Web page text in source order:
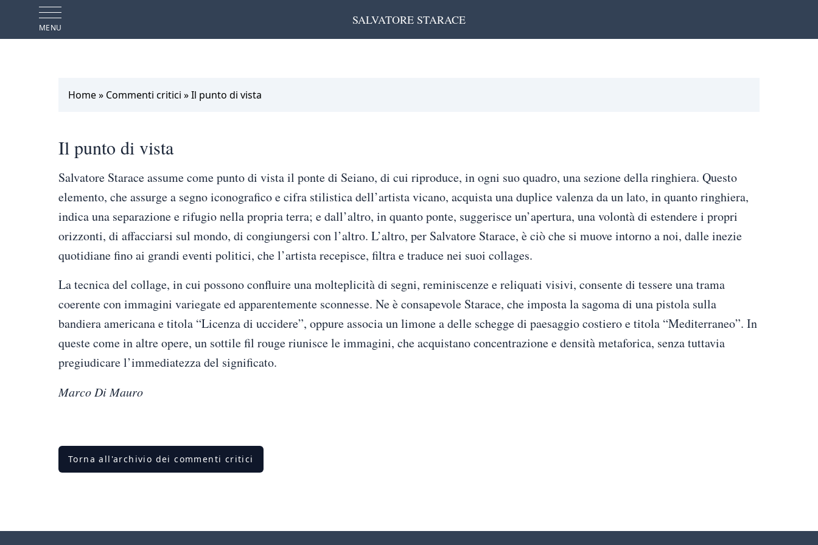
MENU
SALVATORE STARACE
Home» Commenti critici »Il punto di vista
Il punto di vista
Salvatore Starace assume come punto di vista il ponte di Seiano, di cui riproduce, in ogni suo quadro, una sezione della ringhiera. Questo
elemento, che assurge a segno iconografico e cifra stilistica dell’artista vicano, acquista una duplice valenza da un lato, in quanto ringhiera,
indica una separazione e rifugio nella propria terra; e dall’altro, in quanto ponte, suggerisce un’apertura, una volontà di estendere i propri
orizzonti, di affacciarsi sul mondo, di congiungersi con l’altro. L’altro, per Salvatore Starace, è ciò che si muove intorno a noi, dalle inezie
quotidiane fino ai grandi eventi politici, che l’artista recepisce, filtra e traduce nei suoi collages.
La tecnica del collage, in cui possono confluire una molteplicità di segni, reminiscenze e reliquati visivi, consente di tessere una trama
coerente con immagini variegate ed apparentemente sconnesse. Ne è consapevole Starace, che imposta la sagoma di una pistola sulla
bandiera americana e titola “Licenza di uccidere”, oppure associa un limone a delle schegge di paesaggio costiero e titola “Mediterraneo”. In
queste come in altre opere, un sottile fil rouge riunisce le immagini, che acquistano concentrazione e densità metaforica, senza tuttavia
pregiudicare l’immediatezza del significato.
Marco Di Mauro
Torna all'archivio dei commenti critici